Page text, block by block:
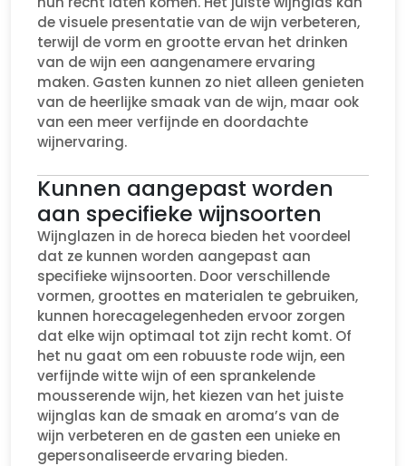
de visuele presentatie van de wijn verbeteren,
terwijl de vorm en grootte ervan het drinken
van de wijn een aangenamere ervaring
maken. Gasten kunnen zo niet alleen genieten
van de heerlijke smaak van de wijn, maar ook
van een meer verfijnde en doordachte
wijnervaring.
Kunnen aangepast worden
aan specifieke wijnsoorten
Wijnglazen in de horeca bieden het voordeel
dat ze kunnen worden aangepast aan
specifieke wijnsoorten. Door verschillende
vormen, groottes en materialen te gebruiken,
kunnen horecagelegenheden ervoor zorgen
dat elke wijn optimaal tot zijn recht komt. Of
het nu gaat om een robuuste rode wijn, een
verfijnde witte wijn of een sprankelende
mousserende wijn, het kiezen van het juiste
wijnglas kan de smaak en aroma’s van de
wijn verbeteren en de gasten een unieke en
gepersonaliseerde ervaring bieden.